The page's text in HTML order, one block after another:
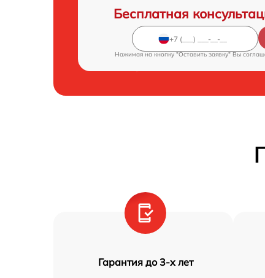
Бесплатная
Нажимая на кнопку "Оставить заявку" Вы
Гарантия до 3-х лет